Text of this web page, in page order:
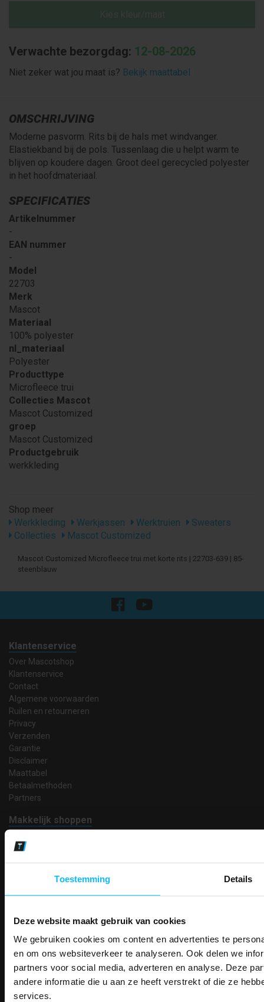
Toestemming Details
Deze website maakt gebruik van cookies
We gebruiken cookies om content en advertenties te
en om ons websiteverkeer te analyseren. Ook delen we
partners voor social media, adverteren en analyse. Deze
andere informatie die u aan ze heeft verstrekt of die ze
services.
Verwachte bezorgdag: 12-08-2026
Niet zeker wat jou maat is? Bekijk maattabel
OMSCHRIJVING
Moderne pasvorm. Rits bij de hals met windvanger.
Elastiekband bij de pols. Tussenlaag die u helpt warm te
blijven op koudere dagen. Groot deel gerecycled polyester
in het hoofdmateriaal.
SPECIFICATIES
Artikelnummer
-
EAN nummer
-
Model
22703
Merk
Mascot
Materiaal
100% polyester
nl_materiaal
Polyester
Producttype
Microfleece trui
Collecties Mascot
Mascot Customized
groep
Mascot Customized
Productgebruik
werkkleding
Shop meer
Werkkleding
Werkjassen Werktruien
Sweaters
Collecties
Mascot Customized
Mascot Customized Microfleece trui met korte rits | 22703-639 | 85-
steenblauw
Klantenservice
Over Mascotshop
Klantenservice
Contact
Algemene voorwaarden
Ruilen en retourneren
Privacy
Verzenden
Garantie
Disclaimer
Maattabel
Betaalmethoden
Partners
Makkelijk shoppen
Bedruk- en borduurservice
Betaalwijze
Inschrijven
Contact
ONTVANG
KORTING OP
PAK